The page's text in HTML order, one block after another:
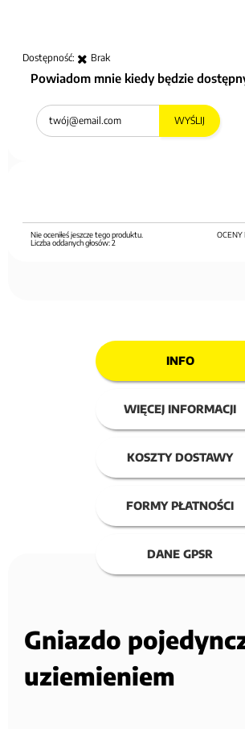
Dostępność: Brak
Powiadom mnie kiedy będzie
WYŚLIJ
OCENY
Nie oceniłeś jeszcze tego produktu.
Liczba oddanych głosów:2
INFO
WIĘCEJ INFORMACJI
KOSZTY DOSTAWY
FORMY PŁATNOŚCI
DANE GPSR
Gniazdo
uziemieniem